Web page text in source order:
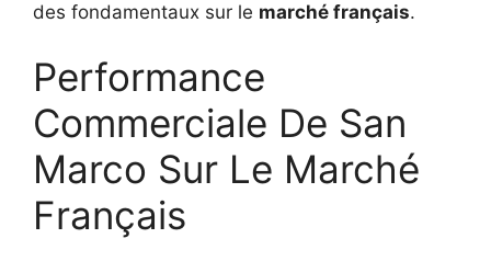
des fondamentaux sur le marché français.
Performance
Commerciale De San
Marco Sur Le Marché
Français